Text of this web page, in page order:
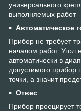
универсального
выполняемых работ
Автоматическое
Прибор не требует
началом работ. Угол
автоматически в
допустимого прибор
точки, а значит
Отвес
Прибор проецирует